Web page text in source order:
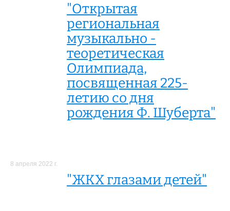
"Открытая
региональная
музыкально -
теоретическая
Олимпиада,
посвященная 225-
летию со дня
рождения Ф. Шуберта"
8 апреля 2022 г.
"ЖКХ глазами детей"